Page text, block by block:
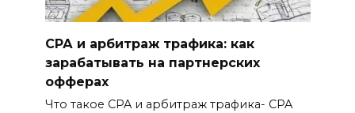
СРА и арбитраж трафика: как
зарабатывать на партнерских
офферах
Что такое CPA и арбитраж трафика- CPA